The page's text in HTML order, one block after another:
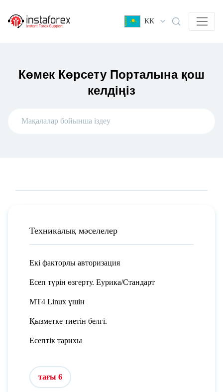
KK
Көмек Көрсету Порталына қош
келдіңіз
Техникалық мәселелер
Екі факторлы авторизация
Есеп түрін өзгерту. Еурика/Стандарт
MT4 Linux үшін
Қызметке тиетін белгі.
Есептік тарихы
тағы 6